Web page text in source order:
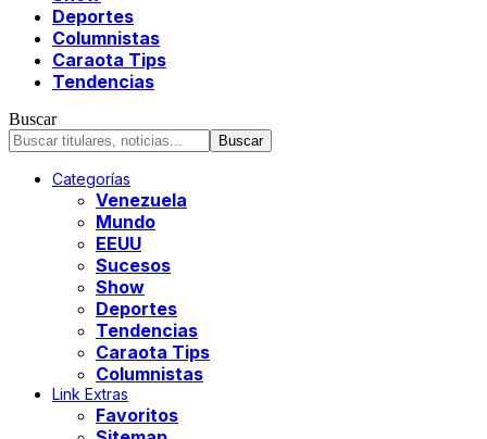
Deportes
Columnistas
Caraota Tips
Tendencias
Buscar
Categorías
Venezuela
Mundo
EEUU
Sucesos
Show
Deportes
Tendencias
Caraota Tips
Columnistas
Link Extras
Favoritos